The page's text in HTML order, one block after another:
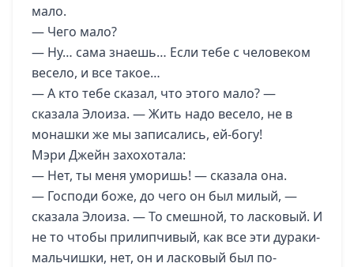
мало.
— Чего мало?
— Ну… сама знаешь… Если тебе с человеком
весело, и все такое…
— А кто тебе сказал, что этого мало? —
сказала Элоиза. — Жить надо весело, не в
монашки же мы записались, ей-богу!
Мэри Джейн захохотала:
— Нет, ты меня уморишь! — сказала она.
— Господи боже, до чего он был милый, —
сказала Элоиза. — То смешной, то ласковый. И
не то чтобы прилипчивый, как все эти дураки-
мальчишки, нет, он и ласковый был по-